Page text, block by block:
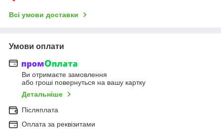
Всі умови доставки
Умови оплати
Ви отримаєте замовлення
або гроші повернуться на вашу картку
Детальніше
Післяплата
Оплата за реквізитами